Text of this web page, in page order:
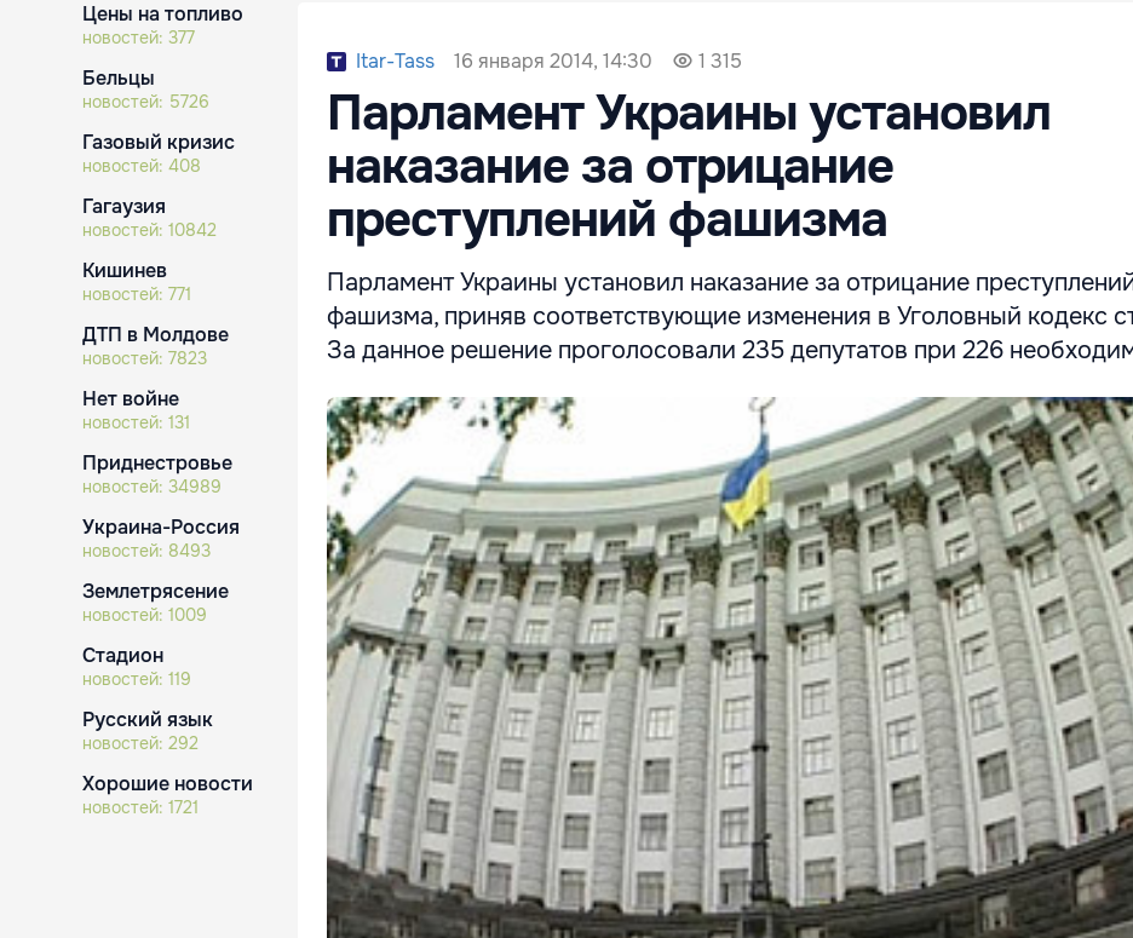
Цены на топливо
новостей: 377
Бельцы
новостей: 5726
Газовый кризис
новостей: 408
Гагаузия
новостей: 10842
Кишинев
новостей: 771
ДТП в Молдове
новостей: 7823
Нет войне
новостей: 131
Приднестровье
новостей: 34989
Украина-Россия
новостей: 8493
Землетрясение
новостей: 1009
Стадион
новостей: 119
Русский язык
новостей: 292
Хорошие новости
новостей: 1721
Itar-Tass 16 января 2014, 14:30 1 315
Парламент Украины установил
наказание за отрицание
преступлений фашизма
Парламент Украины установил наказание за отрицание
фашизма, приняв соответствующие изменения в Уголовный кодекс
За данное решение проголосовали 235 депутатов при 226